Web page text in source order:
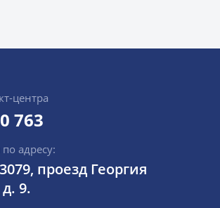
центра
763
адресу:
проезд Георгия
9.